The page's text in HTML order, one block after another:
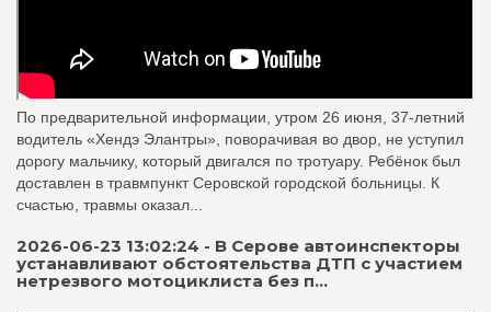
По предварительной информации, утром 26 июня, 37-летний
водитель «Хендэ Элантры», поворачивая во двор, не уступил
дорогу мальчику, который двигался по тротуару. Ребёнок был
доставлен в травмпункт Серовской городской больницы. К
счастью, травмы оказал...
2026-06-23 13:02:24 - В Серове автоинспекторы
устанавливают обстоятельства ДТП с участием
нетрезвого мотоциклиста без п...